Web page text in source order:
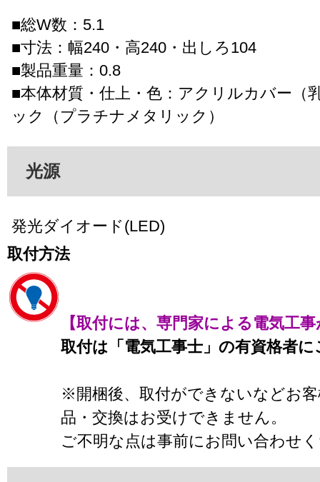
■総W数：5.1
■寸法：幅240・高240・出しろ104
■製品重量：0.8
■本体材質・仕上・色：アクリルカバー（
ック（プラチナメタリック）
光源
発光ダイオード(LED)
取付方法
【取付には、専門家による電気工
取付は「電気工事士」の有資格者
※開梱後、取付ができないなどお
品・交換はお受けできません。
ご不明な点は事前にお問い合わせ